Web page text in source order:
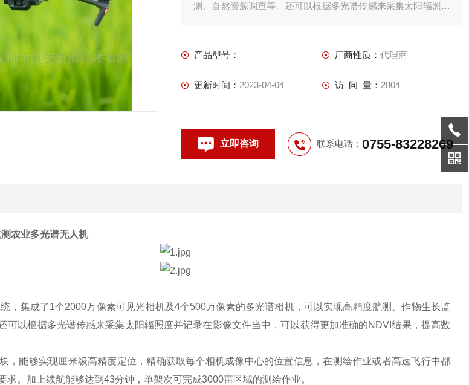
测、自然资源调查等。还可以根据多光谱传感来采集太阳辐照度
而且，还搭配了RTK模块，能够实现厘米级高精度定位，精确获
取每个相机成像中心的位置信
产品型号： 厂商性质： 代理商
更新时间： 2023-04-04 访 问 量： 2804
立即咨询 联系电话： 0755-83228269
农业多光谱无人机
，集成了1个2000万像素可见光相机及4个500万像素的多光谱相机，可以实现高精度航测、作物生长监
可以根据多光谱传感来采集太阳辐照度并记录在影像文件当中，可以获得更加准确的NDVI结果，提高数
，能够实现厘米级高精度定位，精确获取每个相机成像中心的位置信息，在测绘作业或者高速飞行中都
求。加上续航能够达到43分钟，单架次可完成3000亩区域的测绘作业。